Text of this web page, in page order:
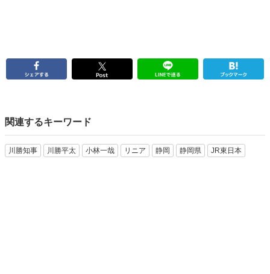
関連するキーワード
川勝知事 川勝平太 小林一哉 リニア 静岡 静岡県 JR東日本